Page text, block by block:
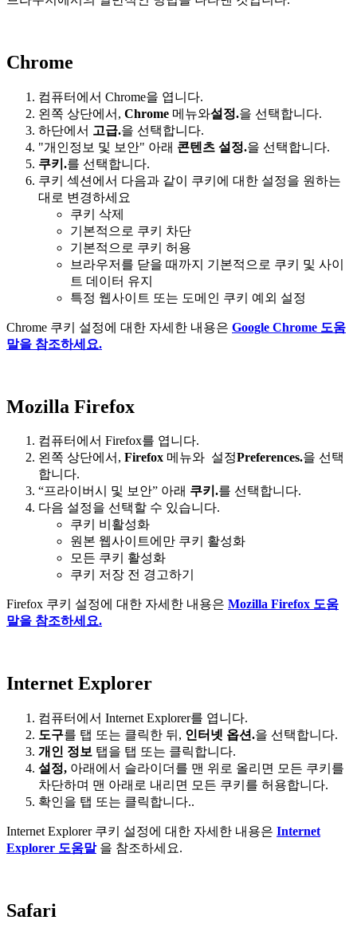
Chrome
컴퓨터에서 Chrome을 엽니다.
왼쪽 상단에서, Chrome 메뉴와설정.을 선택합니다.
하단에서 고급.을 선택합니다.
"개인정보 및 보안" 아래 콘텐츠 설정.을 선택합니다.
쿠키.를 선택합니다.
쿠키 섹션에서 다음과 같이 쿠키에 대한 설정을 원하는
대로 변경하세요
쿠키 삭제
기본적으로 쿠키 차단
기본적으로 쿠키 허용
브라우저를 닫을 때까지 기본적으로 쿠키 및 사이
트 데이터 유지
특정 웹사이트 또는 도메인 쿠키 예외 설정
Chrome 쿠키 설정에 대한 자세한 내용은 Google Chrome 도움
말을 참조하세요.
Mozilla Firefox
컴퓨터에서 Firefox를 엽니다.
왼쪽 상단에서, Firefox 메뉴와 설정Preferences.을 선택
합니다.
“프라이버시 및 보안” 아래 쿠키.를 선택합니다.
다음 설정을 선택할 수 있습니다.
쿠키 비활성화
원본 웹사이트에만 쿠키 활성화
모든 쿠키 활성화
쿠키 저장 전 경고하기
Firefox 쿠키 설정에 대한 자세한 내용은 Mozilla Firefox 도움
말을 참조하세요.
Internet Explorer
컴퓨터에서 Internet Explorer를 엽니다.
도구를 탭 또는 클릭한 뒤, 인터넷 옵션.을 선택합니다.
개인 정보 탭을 탭 또는 클릭합니다.
설정, 아래에서 슬라이더를 맨 위로 올리면 모든 쿠키를
차단하며 맨 아래로 내리면 모든 쿠키를 허용합니다.
확인을 탭 또는 클릭합니다..
Internet Explorer 쿠키 설정에 대한 자세한 내용은 Internet
Explorer 도움말 을 참조하세요.
Safari